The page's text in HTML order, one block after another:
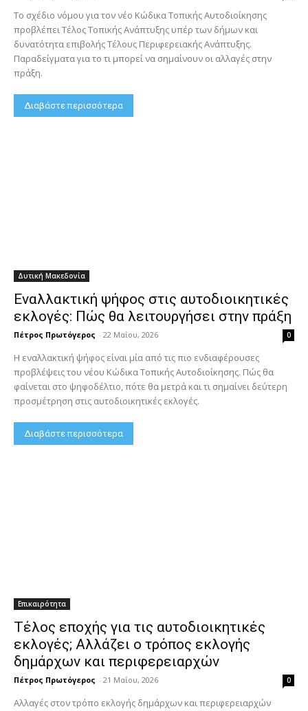
Το σχέδιο νόμου για τον νέο Κώδικα Τοπικής Αυτοδιοίκησης
προβλέπει Τέλος Τοπικής Ανάπτυξης υπέρ των δήμων και
δυνατότητα επιβολής Τέλους Περιφερειακής Ανάπτυξης.
Παραδείγματα για το τι μπορεί να σημαίνουν οι αλλαγές στην
πράξη.
Διαβάστε περισσότερα
Δυτική Μακεδονία
Εναλλακτική ψήφος στις αυτοδιοικητικές
εκλογές: Πώς θα λειτουργήσει στην πράξη
Πέτρος Πρωτόγερος - 22 Μαΐου, 2026 0
Η εναλλακτική ψήφος είναι μία από τις πιο ενδιαφέρουσες
προβλέψεις του νέου Κώδικα Τοπικής Αυτοδιοίκησης. Πώς θα
φαίνεται στο ψηφοδέλτιο, πότε θα μετρά και τι σημαίνει δεύτερη
προσμέτρηση στις αυτοδιοικητικές εκλογές.
Διαβάστε περισσότερα
Επικαιρότητα
Τέλος εποχής για τις αυτοδιοικητικές
εκλογές; Αλλάζει ο τρόπος εκλογής
δημάρχων και περιφερειαρχών
Πέτρος Πρωτόγερος - 21 Μαΐου, 2026 0
Αλλαγές στον τρόπο εκλογής δημάρχων και περιφερειαρχών